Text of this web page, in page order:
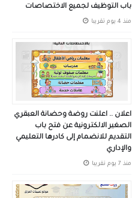
باب التوظيف لجميع الاختصاصات
منذ 4 يوم تقريبا
اعلان .. اعلنت روضة وحضانة العبقري
الصغير الالكترونية عن فتح باب
التقديم للانضمام إلى كادرها التعليمي
والإداري
منذ 7 يوم تقريبا